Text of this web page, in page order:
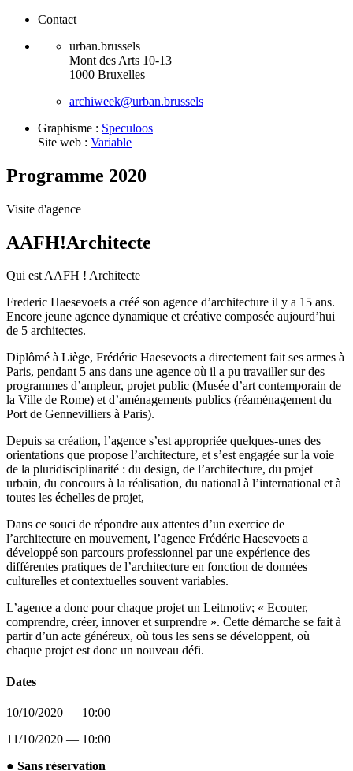
Contact
urban.brussels
Mont des Arts 10-13
1000 Bruxelles
archiweek@urban.brussels
Graphisme : Speculoos
Site web : Variable
Programme 2020
Visite d'agence
AAFH!Architecte
Qui est AAFH ! Architecte
Frederic Haesevoets a créé son agence d’architecture il y a 15 ans.
Encore jeune agence dynamique et créative composée aujourd’hui
de 5 architectes.
Diplômé à Liège, Frédéric Haesevoets a directement fait ses armes à
Paris, pendant 5 ans dans une agence où il a pu travailler sur des
programmes d’ampleur, projet public (Musée d’art contemporain de
la Ville de Rome) et d’aménagements publics (réaménagement du
Port de Gennevilliers à Paris).
Depuis sa création, l’agence s’est appropriée quelques-unes des
orientations que propose l’architecture, et s’est engagée sur la voie
de la pluridisciplinarité : du design, de l’architecture, du projet
urbain, du concours à la réalisation, du national à l’international et à
toutes les échelles de projet,
Dans ce souci de répondre aux attentes d’un exercice de
l’architecture en mouvement, l’agence Frédéric Haesevoets a
développé son parcours professionnel par une expérience des
différentes pratiques de l’architecture en fonction de données
culturelles et contextuelles souvent variables.
L’agence a donc pour chaque projet un Leitmotiv; « Ecouter,
comprendre, créer, innover et surprendre ». Cette démarche se fait à
partir d’un acte généreux, où tous les sens se développent, où
chaque projet est donc un nouveau défi.
Dates
10/10/2020 — 10:00
11/10/2020 — 10:00
● Sans réservation